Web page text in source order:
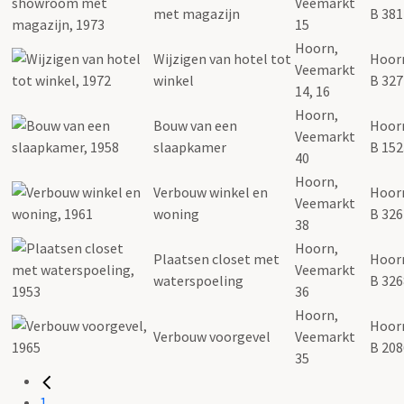
met magazijn
15
B
Wijzigen van hotel tot
winkel
Hoorn,
Veemarkt
14, 16
B
Bouw van een
slaapkamer
Hoorn,
Veemarkt
40
B
Verbouw winkel en
woning
Hoorn,
Veemarkt
38
B
Plaatsen closet met
waterspoeling
Hoorn,
Veemarkt
36
B
Verbouw voorgevel
Hoorn,
Veemarkt
35
B